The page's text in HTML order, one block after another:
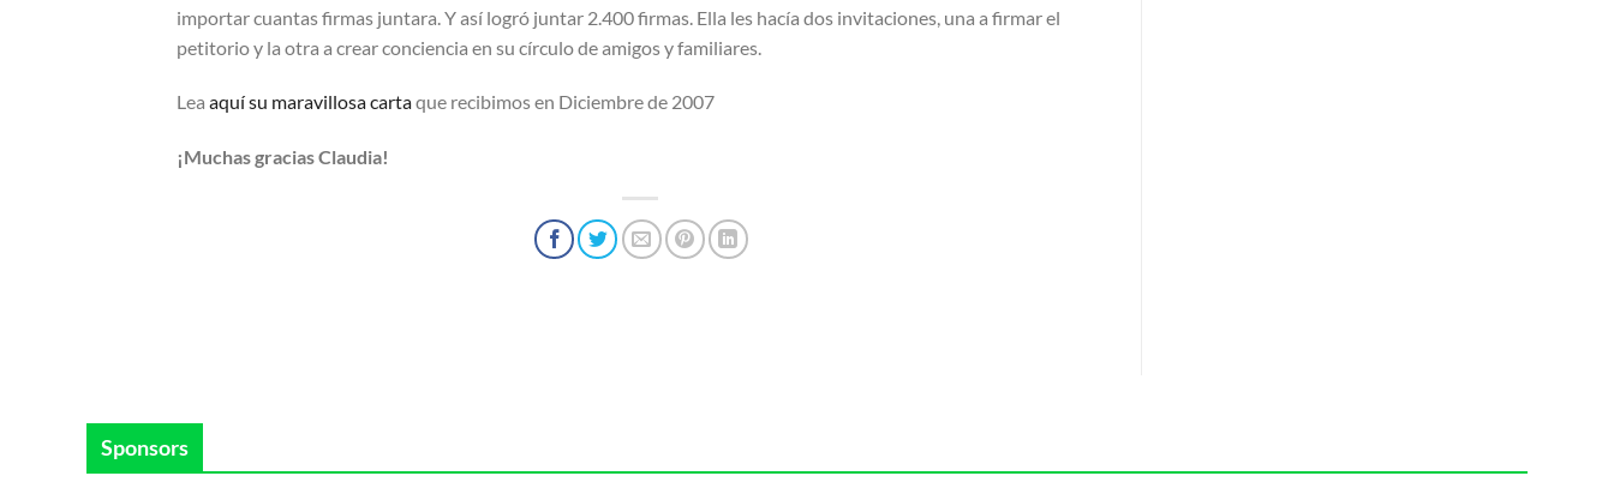
importar cuantas firmas juntara. Y así logró juntar 2.400 firmas. Ella les hacía dos invitaciones, una a firmar el
petitorio y la otra a crear conciencia en su círculo de amigos y familiares.
Lea aquí su maravillosa cartaque recibimos en Diciembre de 2007
¡Muchas gracias Claudia!
Sponsors